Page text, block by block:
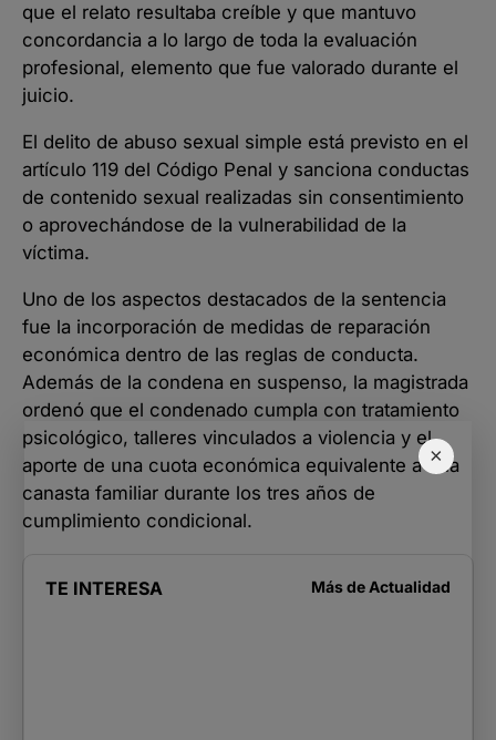
×
que el relato resultaba creíble y que mantuvo
concordancia a lo largo de toda la evaluación
profesional, elemento que fue valorado durante el
juicio.
El delito de abuso sexual simple está previsto en el
artículo 119 del Código Penal y sanciona conductas
de contenido sexual realizadas sin consentimiento
o aprovechándose de la vulnerabilidad de la
víctima.
Uno de los aspectos destacados de la sentencia
fue la incorporación de medidas de reparación
económica dentro de las reglas de conducta.
Además de la condena en suspenso, la magistrada
ordenó que el condenado cumpla con tratamiento
psicológico, talleres vinculados a violencia y el
aporte de una cuota económica equivalente a una
canasta familiar durante los tres años de
cumplimiento condicional.
TE INTERESA Más de Actualidad